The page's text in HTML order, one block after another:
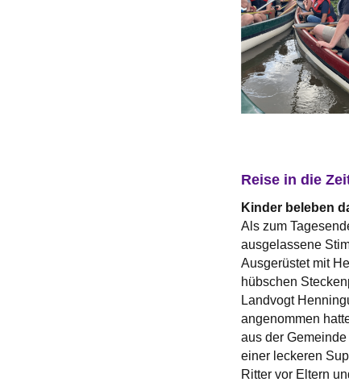
Reise in die
Kinder beleben
Als zum
ausgelassene
Ausgerüstet mit
hübschen
Landvogt
angenommen
aus der
einer leckeren
Ritter vor Eltern